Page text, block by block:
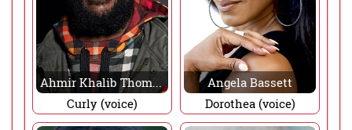
Ahmir Khalib Thompson
Curly (voice)
Angela Bassett
Dorothea (voice)